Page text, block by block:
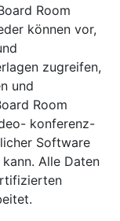
Room
können vor,
zugreifen,
und
Room
konferenz-
Software
Alle Daten